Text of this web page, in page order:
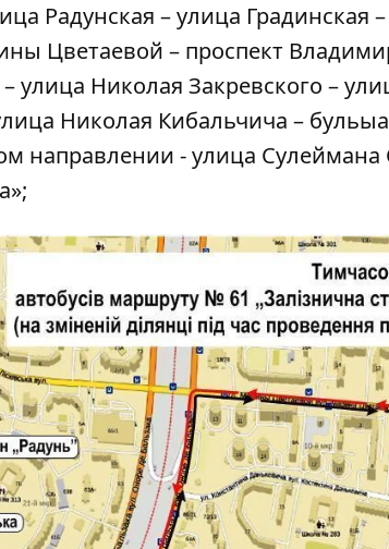
Радунская – улица Градинская
Цветаевой – проспект
улица Николая Закревского –
Николая Кибальчича –
направлении - улица Сулеймана